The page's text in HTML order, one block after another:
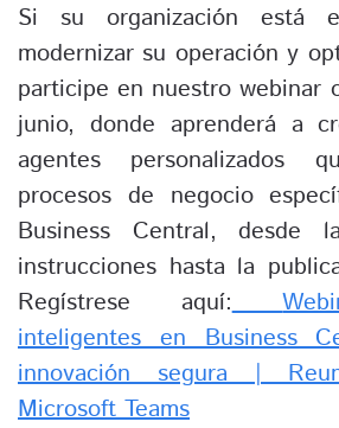
Si su organización está
modernizar su operación y
participe en nuestro webinar
junio, donde aprenderá a
agentes personalizados
procesos de negocio
Business Central, desde
instrucciones hasta la
Regístrese aquí:
inteligentes en Business
innovación segura |
Microsoft Teams